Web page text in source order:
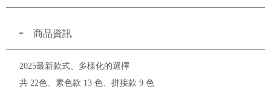
商品資訊
2025最新款式、多樣化的選擇
共 22色、素色款 13 色、拼接款 9 色